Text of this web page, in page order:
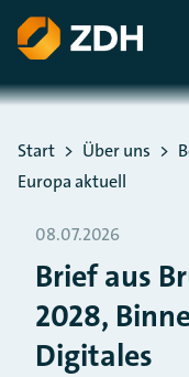
ZUM HAUPTINHALT
ZUR SUCHE SPRINGEN
Sie befinden sich hier:
Start Über uns
Europa aktuell
08.07.2026
Brief aus
2028,
Digitales